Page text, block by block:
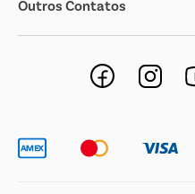
Outros Contatos
Negócios Imobiliários
Novos Fornecedores